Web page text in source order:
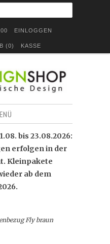
EINLOGGEN
(0) KASSE
bis 23.08.2026:
erfolgen in der
Kleinpakete
ab dem
Fly braun